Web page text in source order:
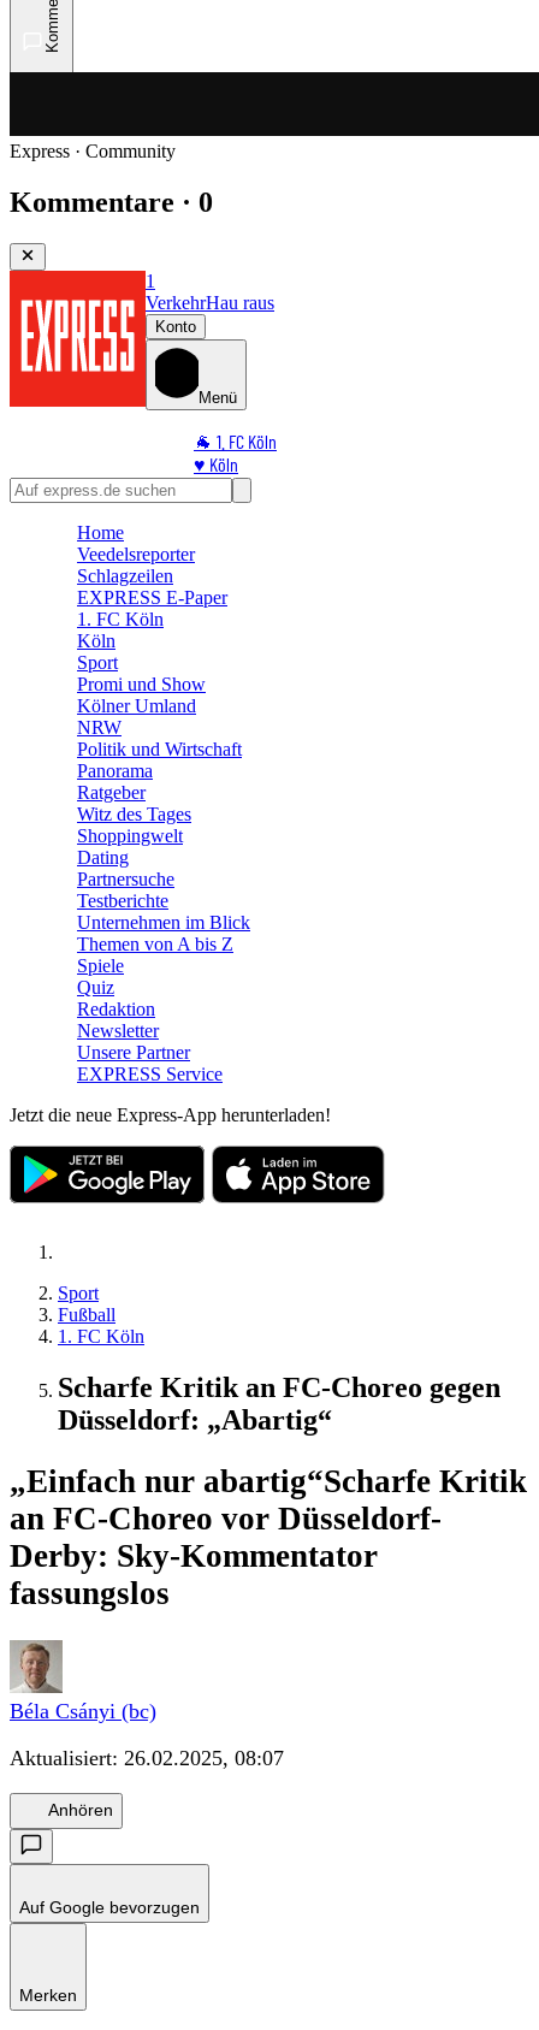
Express · Community
Kommentare · 0
1
VerkehrHau raus
Konto
Menü
🐐 1. FC Köln
♥️ Köln
⭐ Promi
🛒 Shoppingwelt
Home
Veedelsreporter
Schlagzeilen
EXPRESS E-Paper
1. FC Köln
Köln
Sport
Promi und Show
Kölner Umland
NRW
Politik und Wirtschaft
Panorama
Ratgeber
Witz des Tages
Shoppingwelt
Dating
Partnersuche
Testberichte
Unternehmen im Blick
Themen von A bis Z
Spiele
Quiz
Redaktion
Newsletter
Unsere Partner
EXPRESS Service
Jetzt die neue Express-App herunterladen!
Sport
Fußball
1. FC Köln
Scharfe Kritik an FC-Choreo gegen
Düsseldorf: „Abartig“
„Einfach nur abartig“Scharfe Kritik
an FC-Choreo vor Düsseldorf-
Derby: Sky-Kommentator
fassungslos
Béla Csányi (bc)
Aktualisiert: 26.02.2025, 08:07
Anhören
Auf Google bevorzugen
Merken